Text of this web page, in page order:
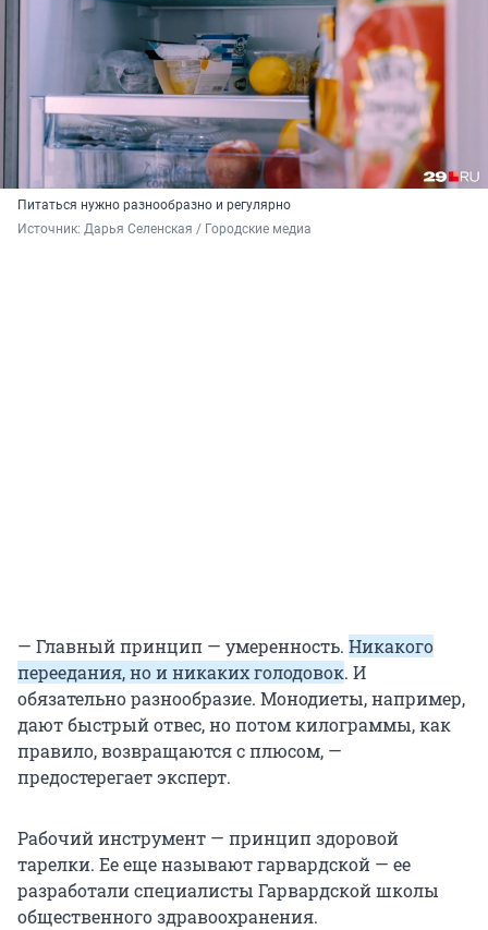
Питаться нужно разнообразно и регулярно
Источник: Дарья Селенская / Городские медиа
— Главный принцип — умеренность. Никакого
переедания, но и никаких голодовок. И
обязательно разнообразие. Монодиеты, например,
дают быстрый отвес, но потом килограммы, как
правило, возвращаются с плюсом, —
предостерегает эксперт.
Рабочий инструмент — принцип здоровой
тарелки. Ее еще называют гарвардской — ее
разработали специалисты Гарвардской школы
общественного здравоохранения.